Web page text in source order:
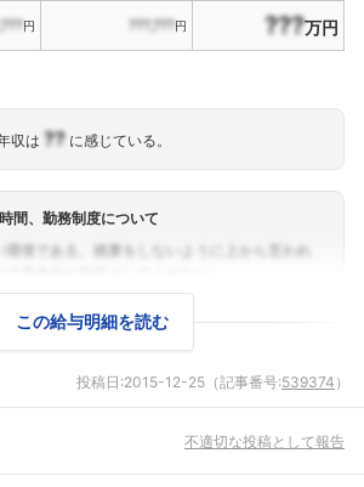
円 ???,???円 ???万円
収は ??に感じている。
間、勤務制度について
この給与明細を読む
投稿日:2015-12-25 （記事番号:539374 ）
不適切な投稿として報告